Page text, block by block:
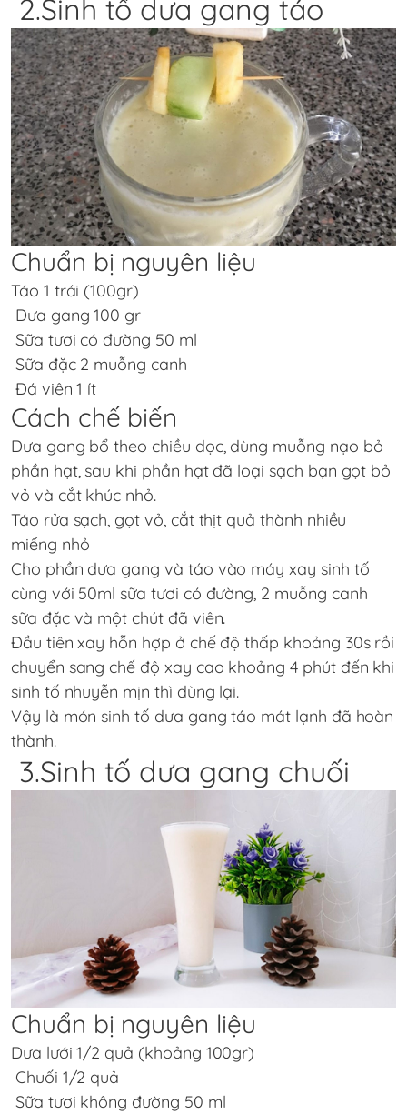
2.Sinh tố dưa gang táo
Chuẩn bị nguyên liệu
Táo 1 trái (100gr)
Dưa gang 100 gr
Sữa tươi có đường 50 ml
Sữa đặc 2 muỗng canh
Đá viên 1 ít
Cách chế biến
Dưa gang bổ theo chiều dọc, dùng muỗng nạo bỏ
phần hạt, sau khi phần hạt đã loại sạch bạn gọt bỏ
vỏ và cắt khúc nhỏ.
Táo rửa sạch, gọt vỏ, cắt thịt quả thành nhiều
miếng nhỏ
Cho phần dưa gang và táo vào máy xay sinh tố
cùng với 50ml sữa tươi có đường, 2 muỗng canh
sữa đặc và một chút đã viên.
Đầu tiên xay hỗn hợp ở chế độ thấp khoảng 30s rồi
chuyển sang chế độ xay cao khoảng 4 phút đến khi
sinh tố nhuyễn mịn thì dùng lại.
Vậy là món sinh tố dưa gang táo mát lạnh đã hoàn
thành.
3.Sinh tố dưa gang chuối
Chuẩn bị nguyên liệu
Dưa lưới 1/2 quả (khoảng 100gr)
Chuối 1/2 quả
Sữa tươi không đường 50 ml